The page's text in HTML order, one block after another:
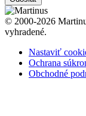
© 2000-2026
vyhradené.
Nastaviť
Ochrana
Obchodné